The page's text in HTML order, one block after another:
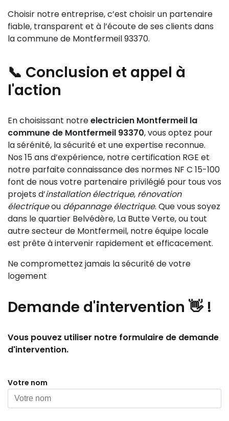
Choisir notre entreprise, c’est choisir un partenaire
fiable, transparent et à l’écoute de ses clients dans
la commune de Montfermeil 93370.
📞 Conclusion et appel à
l'action
En choisissant notreelectricien Montfermeil la
commune de Montfermeil 93370, vous optez pour
la sérénité, la sécurité et une expertise reconnue.
Nos 15 ans d’expérience, notre certification RGE et
notre parfaite connaissance des normes NF C 15-100
font de nous votre partenaire privilégié pour tous vos
projets d’installation électrique, rénovation
électriqueou dépannage électrique. Que vous soyez
dans le quartier Belvédère, La Butte Verte, ou tout
autre secteur de Montfermeil, notre équipe locale
est prête à intervenir rapidement et efficacement.
Ne compromettez jamais la sécurité de votre
logement
Demande d'intervention 👋 !
Vous pouvez utiliser notre formulaire de demande
d'intervention.
Votre nom